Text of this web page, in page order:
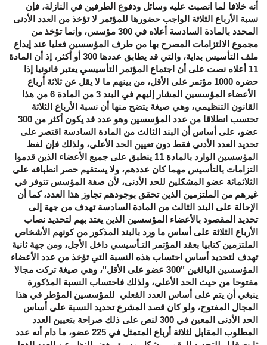
أنه خلافا لما انصبت عليه وسائل ودفوع الطرفين في النازلة، فإن
نسبة الأرباع الثلاثة الواجب حضورها للمؤتمر لا تؤخذ من العدد الأدنى
المحدد بالمادة السادسة أعلاه في 300 مؤسس، وإنما تؤخذ من
مجموع الالتزامات المصرح بها من طرف المؤسسين فعليا عند إيداع
ملف التأسيس بداية، والتي قد يطابق عددها 300 أو أكثر، إذ أن المادة
11 أعلاه نصت على أن اجتماع المؤتمر التأسيسي يعتبر قانونيا إذا
حضره 1000 مؤتمر على الأقل، من بينهم ما لا يقل عن ثلاثة أرباع
الأعضاء المؤسسين المشار إليهم في البند 3 من المادة 6 من هذا
القانون التنظيمي، وهي صيغة يتضح منها أن نسبة الأرباع الثلاثة
تحتسب انطلاقا من عدد المؤسسين وهو عدد قد يكون أكثر من 300
عضو، على أساس أن البند الثالث من المادة السادسة اقتصر على
تحديد العدد الأدنى فقط دون تعيين الحد الأعلى، ولذلك فإن لفظ
المؤسسين الوارد بالمادة 11 ينطبق على جميع الأعضاء الذين قدموا
التزامات بالتأسيس مهما كان عددهم، ولا يستقيم حصر انطباقه على
الثلاثمائة عضو المشكلين للحد الأدنى، لأن صفة المؤسس تتوفر في
غيرهم من الملتزمين الذين تحقق بوجودهم تجاوز هذا العدد، كما أن
الإحالة على البند الثالث من المادة السادسة تهدف من جهة إلى
تحديد المقصود بالأعضاء المؤسسين الذين يعتد بهم لتحديد نصاب
الأرباع الثلاثة على أساس ما ورد بالبند المذكور من كونهم الأشخاص
الملتزمين كتابيا بعقد المؤتمر التـأسيسي داخل الأجل، ومن جهة ثانية
تهدف لتحديد أساس احتساب هذه النسبة التي تؤخذ من عدد الأعضاء
المؤسسين البالغين "300 عضو على الأقل"، وهي صيغة تركت مجالا
مفتوحا من حيث الحد الأعلى، ولذلك فاحتساب النسبة المذكورة
ينبغي أن يتم على أساس العدد الفعلي للمؤسسين المؤطر في هذا
المجال المفتوح، ولو كان قصد المشرع تحديد النسبة على أساس
الحد الأدنى المعين في 300 لنص على ذلك صراحة بتعيين العدد
المطلوب المقابل لثلاثة أرباع المتمثل في 225 عضو، ما دام أنه عدد